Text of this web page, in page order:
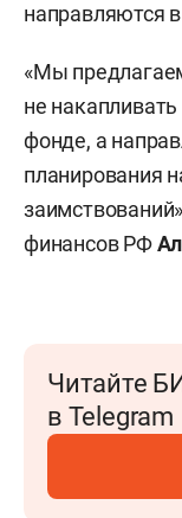
направляются
«Мы
не
фонде, а
планирования
финансов РФ
Читайте
в Telegram